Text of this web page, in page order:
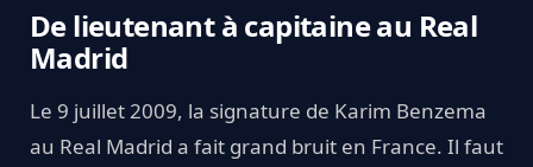
De lieutenant à capitaine au Real
Madrid
Le 9 juillet 2009, la signature de Karim Benzema
au Real Madrid a fait grand bruit en France. Il faut